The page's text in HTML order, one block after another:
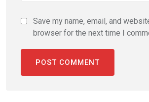
Save my name, email, and
browser for the next time I